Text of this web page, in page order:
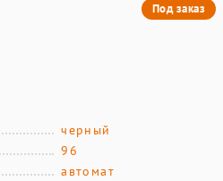
Под заказ
черный
96
автомат